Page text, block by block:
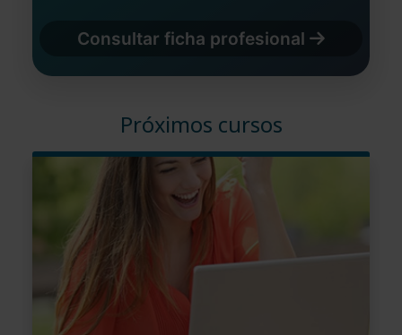
Consultar ficha profesional
Próximos cursos